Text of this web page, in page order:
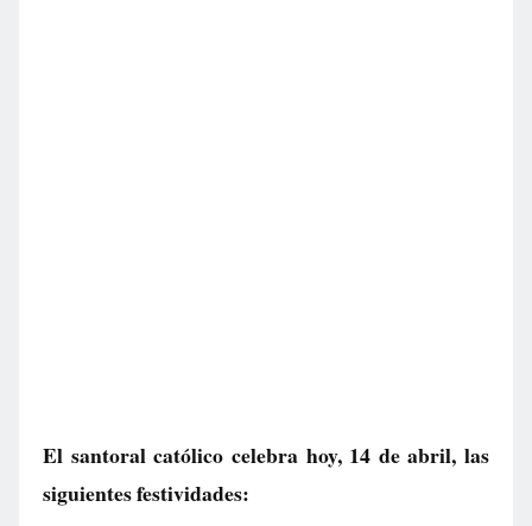
El santoral católico celebra hoy, 14 de abril, las
siguientes festividades: